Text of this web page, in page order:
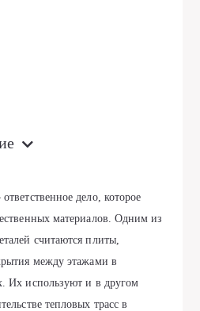
дело, которое
материалов. Одним из
считаются плиты,
между этажами в
Их используют и в другом
тепловых трасс в